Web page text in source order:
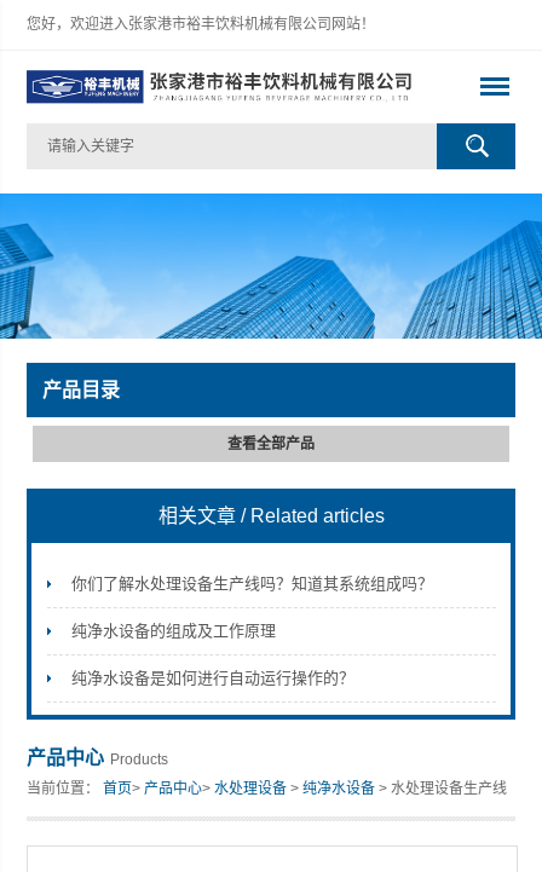
您好，欢迎进入张家港市裕丰饮料机械有限公司网站！
张家港市裕丰饮料机械有限公司
产品目录
查看全部产品
相关文章 / Related articles
你们了解水处理设备生产线吗？知道其系统组成吗？
纯净水设备的组成及工作原理
纯净水设备是如何进行自动运行操作的？
产品中心 Products
当前位置：首页>产品中心>水处理设备 >纯净水设备 > 水处理设备生产线